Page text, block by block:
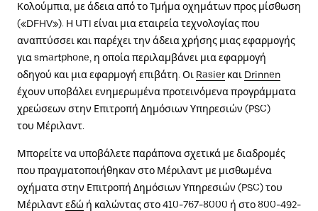
Κολούμπια, με άδεια από το Τμήμα οχημάτων προς μίσθωση
(«DFHV»). Η UTI είναι μια εταιρεία τεχνολογίας που
αναπτύσσει και παρέχει την άδεια χρήσης μιας εφαρμογής
για smartphone, η οποία περιλαμβάνει μια εφαρμογή
οδηγού και μια εφαρμογή επιβάτη. Οι Rasier και Drinnen
έχουν υποβάλει ενημερωμένα προτεινόμενα προγράμματα
χρεώσεων στην Επιτροπή Δημόσιων Υπηρεσιών (PSC)
του Μέριλαντ.
Μπορείτε να υποβάλετε παράπονα σχετικά με διαδρομές
που πραγματοποιήθηκαν στο Μέριλαντ με μισθωμένα
οχήματα στην Επιτροπή Δημόσιων Υπηρεσιών (PSC) του
Μέριλαντεδώ ή καλώντας στο 410-767-8000 ή στο 800-492-